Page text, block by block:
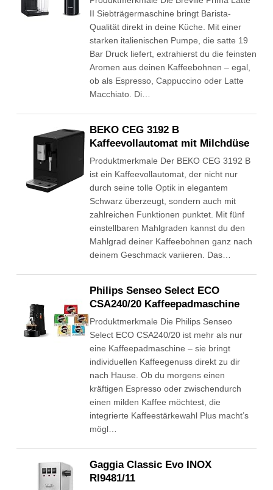
II Siebträgermaschine bringt Barista-
Qualität direkt in deine Küche. Mit einer
starken italienischen Pumpe, die satte 19
Bar Druck liefert, extrahierst du die feinsten
Aromen aus deinen Kaffeebohnen – egal,
ob als Espresso, Cappuccino oder Latte
Macchiato. Di…
BEKO CEG 3192 B
Kaffeevollautomat mit Milchdüse
Produktmerkmale Der BEKO CEG 3192 B
ist ein Kaffeevollautomat, der nicht nur
durch seine tolle Optik in elegantem
Schwarz überzeugt, sondern auch mit
zahlreichen Funktionen punktet. Mit fünf
einstellbaren Mahlgraden kannst du den
Mahlgrad deiner Kaffeebohnen ganz nach
deinem Geschmack variieren. Das…
Philips Senseo Select ECO
CSA240/20 Kaffeepadmaschine
Produktmerkmale Die Philips Senseo
Select ECO CSA240/20 ist mehr als nur
eine Kaffeepadmaschine – sie bringt
individuellen Kaffeegenuss direkt zu dir
nach Hause. Ob du morgens einen
kräftigen Espresso oder zwischendurch
einen milden Kaffee möchtest, die
integrierte Kaffeestärkewahl Plus macht’s
mögl…
Gaggia Classic Evo INOX
RI9481/11